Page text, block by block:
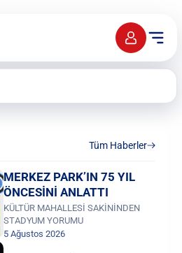
Tüm Haberler
MERKEZ PARK’IN 75 YIL
ÖNCESİNİ ANLATTI
KÜLTÜR MAHALLESİ SAKİNİNDEN
STADYUM YORUMU
5 Ağustos 2026